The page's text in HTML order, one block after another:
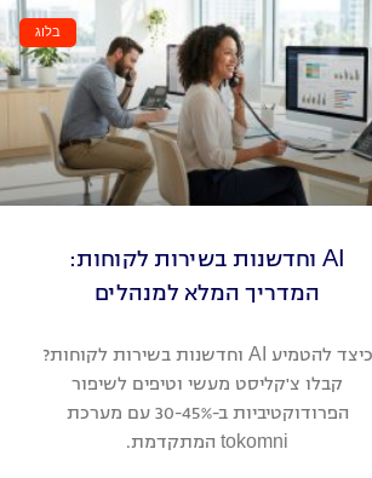
בלוג
AI וחדשנות בשירות לקוחות:
המדריך המלא למנהלים
כיצד להטמיע AI וחדשנות בשירות לקוחות?
קבלו צ'קליסט מעשי וטיפים לשיפור
הפרודוקטיביות ב-30-45% עם מערכת
tokomni המתקדמת.